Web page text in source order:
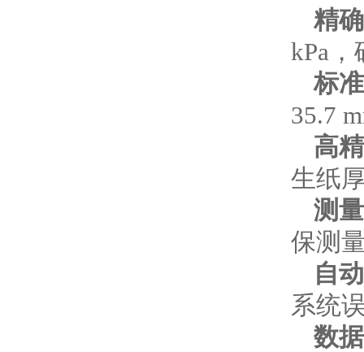
精
kPa
标
35.7
高
生纸
测
保测
自
系统
数